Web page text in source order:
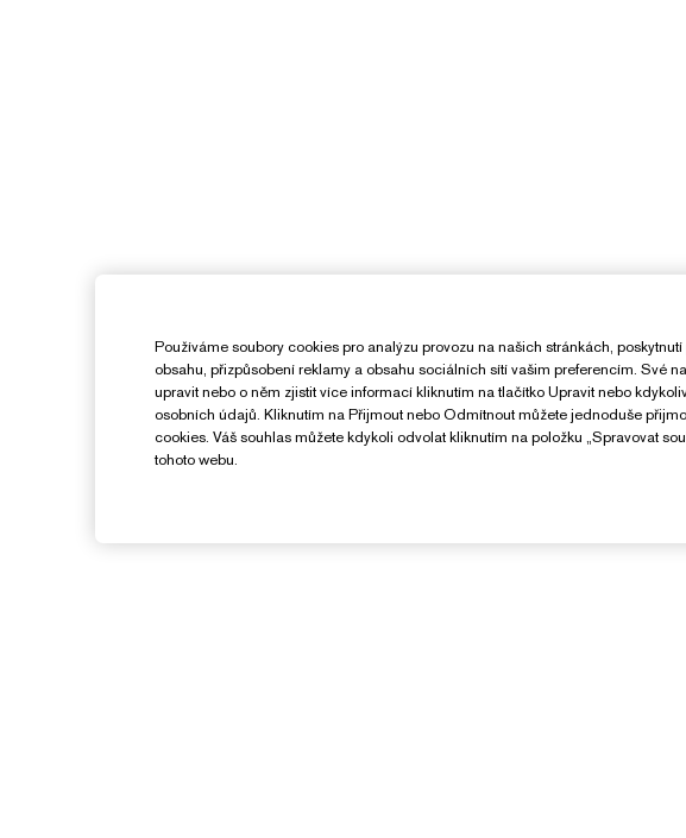
Používáme soubory cookies pro analýzu provozu na našich stránkách,
obsahu, přizpůsobení reklamy a obsahu sociálních sítí vašim preferencím. Své
upravit nebo o něm zjistit více informací kliknutím na tlačítko Upravit nebo
osobních údajů. Kliknutím na Přijmout nebo Odmítnout můžete jednoduše
cookies. Váš souhlas můžete kdykoli odvolat kliknutím na položku „Spravovat
tohoto webu.